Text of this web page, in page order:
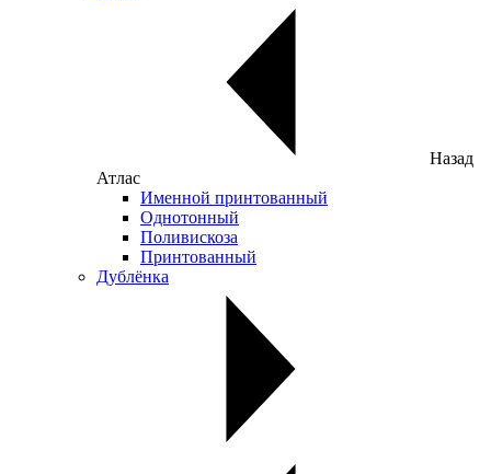
Назад
Атлас
Именной принтованный
Однотонный
Поливискоза
Принтованный
Дублёнка